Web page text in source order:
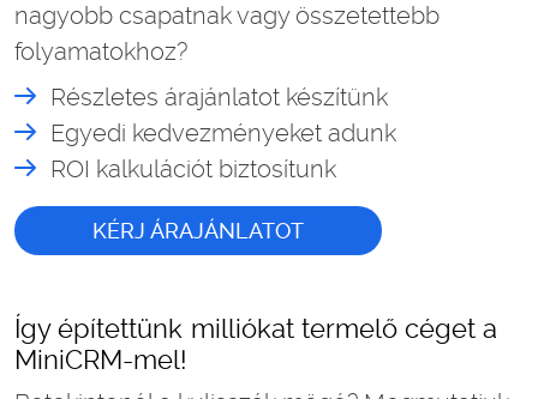
nagyobb csapatnak vagy összetettebb
folyamatokhoz?
Részletes árajánlatot készítünk
Egyedi kedvezményeket adunk
ROI kalkulációt biztosítunk
KÉRJ ÁRAJÁNLATOT
Így építettünk milliókat termelő céget a
MiniCRM-mel!